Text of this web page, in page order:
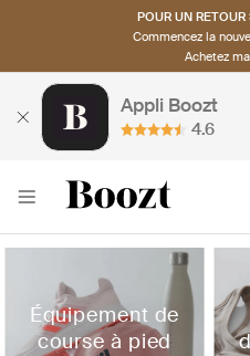
POUR UN RETOUR
Commencez la
Achetez
Appli Boozt
4.6
Équipement de
course à pied